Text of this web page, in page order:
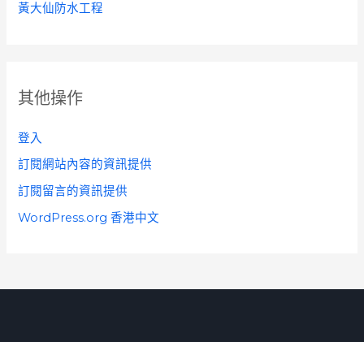
黃大仙防水工程
其他操作
登入
訂閱網站內容的資訊提供
訂閱留言的資訊提供
WordPress.org 香港中文